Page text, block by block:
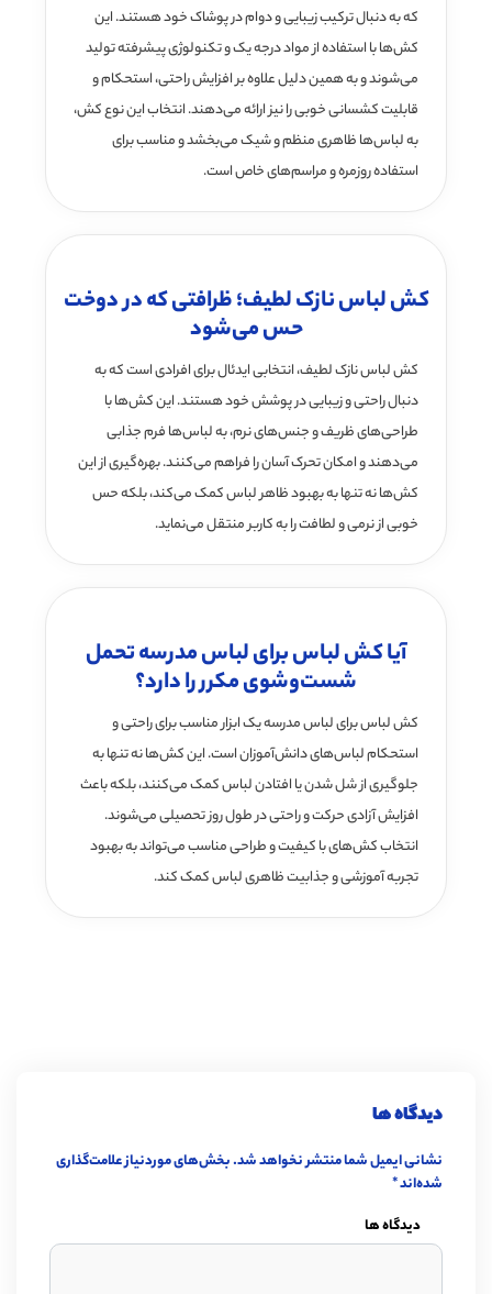
که به دنبال ترکیب زیبایی و دوام در پوشاک خود هستند. این
کش‌ها با استفاده از مواد درجه یک و تکنولوژی پیشرفته تولید
می‌شوند و به همین دلیل علاوه بر افزایش راحتی، استحکام و
قابلیت کشسانی خوبی را نیز ارائه می‌دهند. انتخاب این نوع کش،
به لباس‌ها ظاهری منظم و شیک می‌بخشد و مناسب برای
استفاده روزمره و مراسم‌های خاص است.
کش لباس نازک لطیف؛ ظرافتی که در دوخت
حس می‌شود
کش لباس نازک لطیف، انتخابی ایدئال برای افرادی است که به
دنبال راحتی و زیبایی در پوشش خود هستند. این کش‌ها با
طراحی‌های ظریف و جنس‌های نرم، به لباس‌ها فرم جذابی
می‌دهند و امکان تحرک آسان را فراهم می‌کنند. بهره‌گیری از این
کش‌ها نه تنها به بهبود ظاهر لباس کمک می‌کند، بلکه حس
خوبی از نرمی و لطافت را به کاربر منتقل می‌نماید.
آیا کش لباس برای لباس مدرسه تحمل
شست‌وشوی مکرر را دارد؟
کش لباس برای لباس مدرسه یک ابزار مناسب برای راحتی و
استحکام لباس‌های دانش‌آموزان است. این کش‌ها نه تنها به
جلوگیری از شل شدن یا افتادن لباس کمک می‌کنند، بلکه باعث
افزایش آزادی حرکت و راحتی در طول روز تحصیلی می‌شوند.
انتخاب کش‌های با کیفیت و طراحی مناسب می‌تواند به بهبود
تجربه آموزشی و جذابیت ظاهری لباس کمک کند.
دیدگاه ها
نشانی ایمیل شما منتشر نخواهد شد.بخش‌های موردنیاز علامت‌گذاری
شده‌اند*
دیدگاه ها